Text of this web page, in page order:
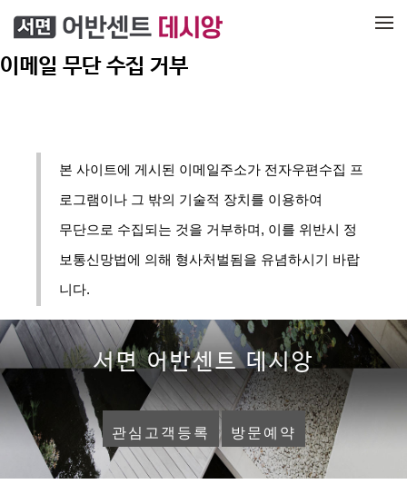
메뉴 건너뛰기
이메일 무단 수집 거부
본 사이트에 게시된 이메일주소가 전자우편수집 프
로그램이나 그 밖의 기술적 장치를 이용하여
무단으로 수집되는 것을 거부하며, 이를 위반시 정
보통신망법에 의해 형사처벌됨을 유념하시기 바랍
니다.
서면 어반센트 데시앙
관심고객등록 방문예약